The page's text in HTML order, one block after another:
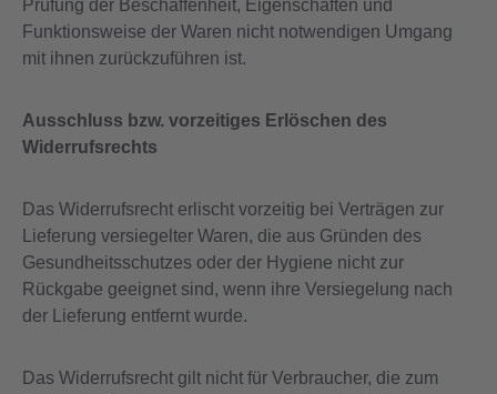
Prüfung der Beschaffenheit, Eigenschaften und
Funktionsweise der Waren nicht notwendigen Umgang
mit ihnen zurückzuführen ist.
Ausschluss bzw. vorzeitiges Erlöschen des
Widerrufsrechts
Das Widerrufsrecht erlischt vorzeitig bei Verträgen zur
Lieferung versiegelter Waren, die aus Gründen des
Gesundheitsschutzes oder der Hygiene nicht zur
Rückgabe geeignet sind, wenn ihre Versiegelung nach
der Lieferung entfernt wurde.
Das Widerrufsrecht gilt nicht für Verbraucher, die zum